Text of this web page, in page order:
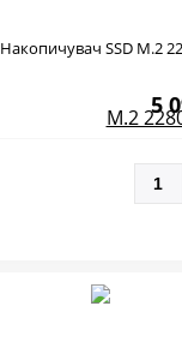
Накопичувач SSD M.2
5